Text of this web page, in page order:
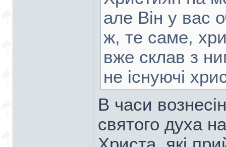
але Він у вас
ж, те саме,
вже склав з
не існуючі
В часи
святого духа